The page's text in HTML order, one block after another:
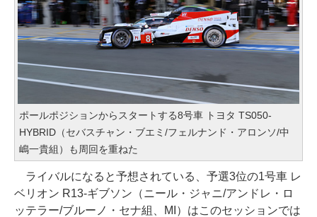
ポールポジションからスタートする8号車 トヨタ TS050-
HYBRID（セバスチャン・ブエミ/フェルナンド・アロンソ/中
嶋一貴組）も周回を重ねた
ライバルになると予想されている、予選3位の1号車 レ
ベリオン R13-ギブソン（ニール・ジャニ/アンドレ・ロ
ッテラー/ブルーノ・セナ組、MI）はこのセッションでは